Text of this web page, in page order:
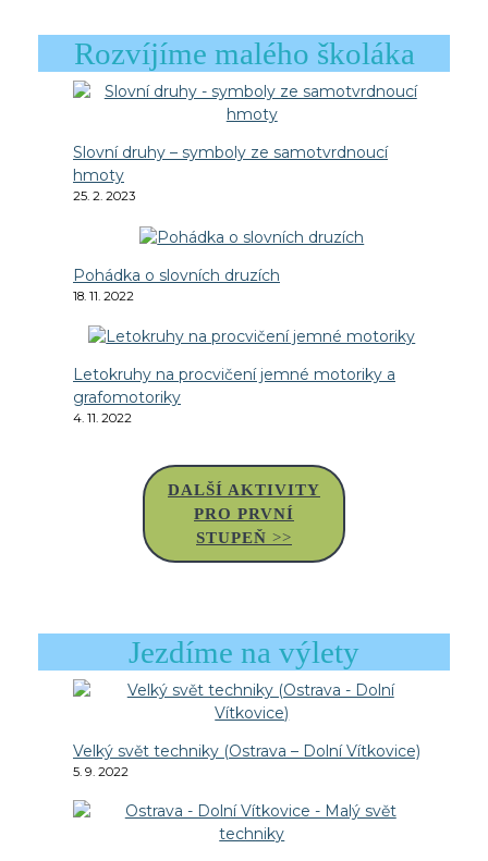
Rozvíjíme malého školáka
Slovní druhy – symboly ze samotvrdnoucí
hmoty
25. 2. 2023
Pohádka o slovních druzích
18. 11. 2022
Letokruhy na procvičení jemné motoriky a
grafomotoriky
4. 11. 2022
DALŠÍ AKTIVITY
PRO PRVNÍ
STUPEŇ >>
Jezdíme na výlety
Velký svět techniky (Ostrava – Dolní Vítkovice)
5. 9. 2022